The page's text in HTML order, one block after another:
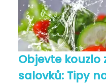
Objevte
salovků: Tipy